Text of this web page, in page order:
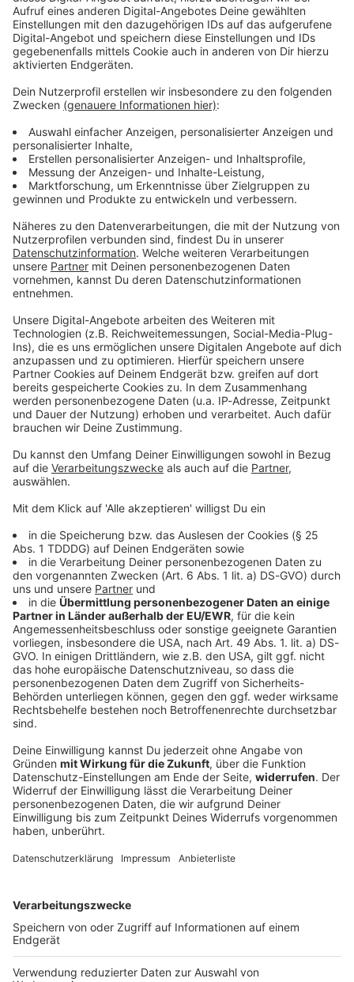
Immer auf dem Laufenden
bleiben!
Verpass' nichts mehr - mit unserem kostenlosen
ANTENNE BAYERN Newsletter. Ob Nachrichten,
Lifestyle oder unsere neuesten Aktionen - wir
informieren dich.
Zum Newsletter anmelden
Du möchtest uns etwas sagen?
Kontaktformular
Sprachnachricht
© dpa-infocom, dpa:260618-930-242085/1
DAS KÖNNTE DICH AUCH INTERESSIEREN
Sport
chancenlos
Kurz vor der sehnsüchtig erwarteten Ventoux-Etappe
mischt Liane Lippert vorn mit am sechsten Tag der
Tour. Doch im Sprint reicht es nicht für ihren
DEINE GEMERKTEN ARTIKEL
Du hast dir noch keine Artikel gemerkt